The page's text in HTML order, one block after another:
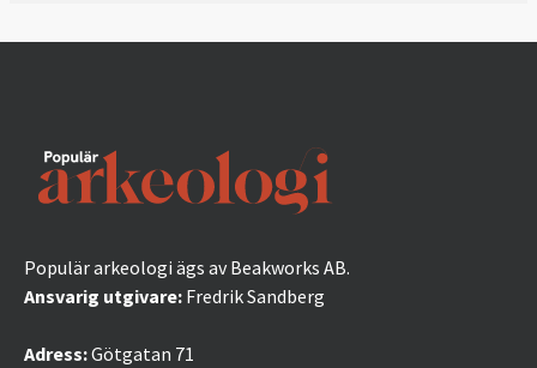
Populär arkeologi ägs av Beakworks AB.
Ansvarig utgivare: Fredrik Sandberg
Adress:Götgatan 71